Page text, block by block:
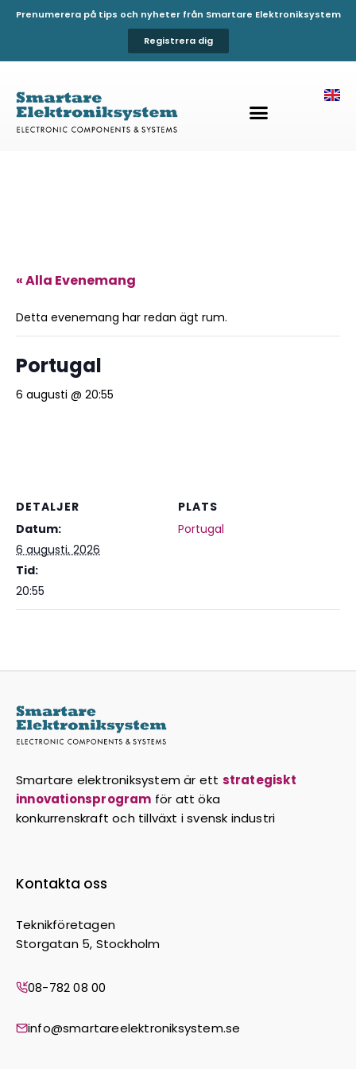
Prenumerera på tips och nyheter från Smartare Elektroniksystem
Registrera dig
« Alla Evenemang
Detta evenemang har redan ägt rum.
Portugal
6 augusti @ 20:55
DETALJER
Datum:
6 augusti, 2026
Tid:
20:55
PLATS
Portugal
Smartare elektroniksystem är ett strategiskt
innovationsprogram för att öka
konkurrenskraft och tillväxt i svensk industri
Kontakta oss
Teknikföretagen
Storgatan 5, Stockholm
08-782 08 00
info@smartareelektroniksystem.se